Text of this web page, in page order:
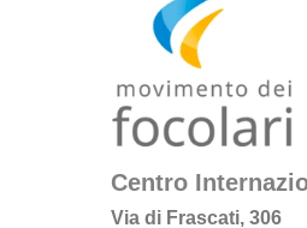
Centro
Via di Frascati, 306